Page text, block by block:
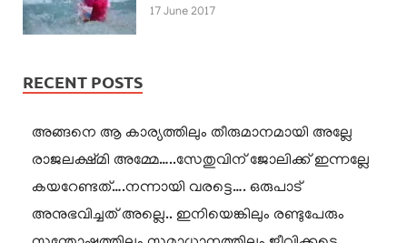
17 June 2017
RECENT POSTS
അങ്ങനെ ആ കാര്യത്തിലും തീരുമാനമായി അല്ലേ
രാജലക്ഷ്മി അമ്മേ…..സേതുവിന് ജോലിക്ക് ഇന്നല്ലേ
കയറേണ്ടത്….നന്നായി വരട്ടെ…. ഒരുപാട്
അനുഭവിച്ചത് അല്ലെ.. ഇനിയെങ്കിലും രണ്ടുപേരും